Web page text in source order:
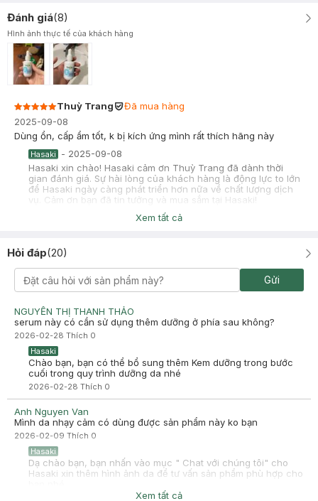
Đánh giá(8)
Hình ảnh thực tế của khách hàng
Thuỳ Trang
Đã mua hàng
2025-09-08
Dùng ổn, cấp ẩm tốt, k bị kích ứng mình rất thích hãng này
Hasaki - 2025-09-08
Hasaki xin chào! Hasaki cảm ơn Thuỳ Trang đã dành thời
gian đánh giá. Sự hài lòng của khách hàng là động lực to lớn
để Hasaki ngày càng phát triển hơn nữa về chất lượng dịch
vụ. Cảm ơn bạn đã tin tưởng và mua sắm tại Hasaki!
Đã mua hàng
tht sự là mn nên mua nha ,chất lg lắm luôn
Hasaki -2025-06-07
Hasaki xin chào! Hasaki cảm ơn Là Nhã đã dành thời gian
đánh giá. Sự hài lòng của khách hàng là động lực to lớn để
Hasaki ngày càng phát triển hơn nữa về chất lượng dịch vụ.
Cảm ơn bạn đã tin tưởng và mua sắm tại Hasaki!
Xem tất cả
Hỏi đáp(20)
Gửi
NGUYỄN THỊ THANH THẢO
serum này có cần sử dụng thêm dưỡng ở phía sau không?
2026-02-28 Thích 0
Hasaki
Chào bạn, bạn có thể bổ sung thêm Kem dưỡng trong bước
cuối trong quy trình dưỡng da nhé
2026-02-28 Thích 0
Anh Nguyen Van
Mình da nhạy cảm có dùng được sản phẩm này ko bạn
2026-02-09 Thích 0
Hasaki
Dạ chào bạn, bạn nhấn vào mục " Chat với chúng tôi" cho
Hasaki xin thêm hình ảnh da để tư vấn sản phẩm phù hợp cho
Xem tất cả